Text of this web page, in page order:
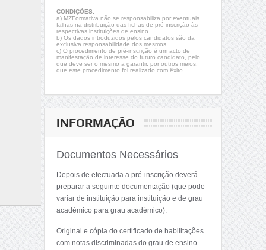
CONDIÇÕES:
a) MZFormativa não se responsabiliza por eventuais
falhas na distribuição das fichas de pré-inscrição às
respectivas instituições de ensino.
b) Os dados introduzidos pelos candidatos são da
exclusiva responsabilidade dos mesmos.
c) O procedimento de pré-inscrição é um acto de
manifestação de interesse do futuro candidato, pelo
que deve ser o mesmo a garantir, por outros meios,
que este procedimento foi realizado com êxito.
INFORMAÇÃO
Documentos Necessários
Depois de efectuada a pré-inscrição deverá
preparar a seguinte documentação (que pode
variar de instituição para instituição e de grau
académico para grau académico):
Original e cópia do certificado de habilitações
com notas discriminadas do grau de ensino